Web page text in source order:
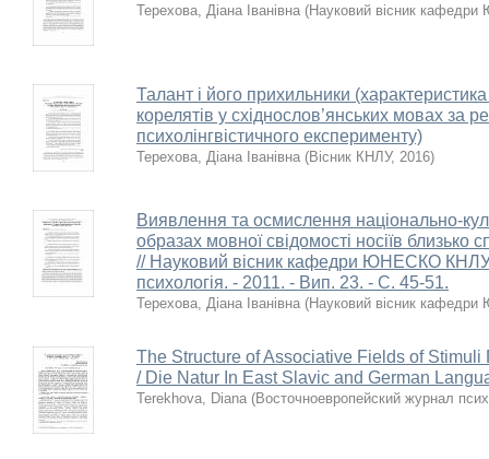
Терехова, Діана Іванівна (Науковий вісник
Талант і його прихильники
корелятів у східнослов’янських мовах за
психолінгвістичного експерименту)
Терехова, Діана Іванівна (Вісник КНЛУ, 2016)
Виявлення та осмислення національно-
образах мовної свідомості носіїв близько
// Науковий вісник кафедри ЮНЕСКО КНЛУ.
психологія. - 2011. - Вип. 23. - С. 45-51.
Терехова, Діана Іванівна (Науковий вісник
The Structure оf Associative Fields оf
/ Die Natur In East Slavic аnd German
Terekhova, Diana (Восточноевропейский журнал